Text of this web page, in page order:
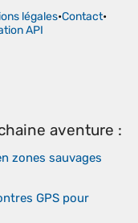
légales•Contact•
API
aventure :
zones sauvages
GPS pour